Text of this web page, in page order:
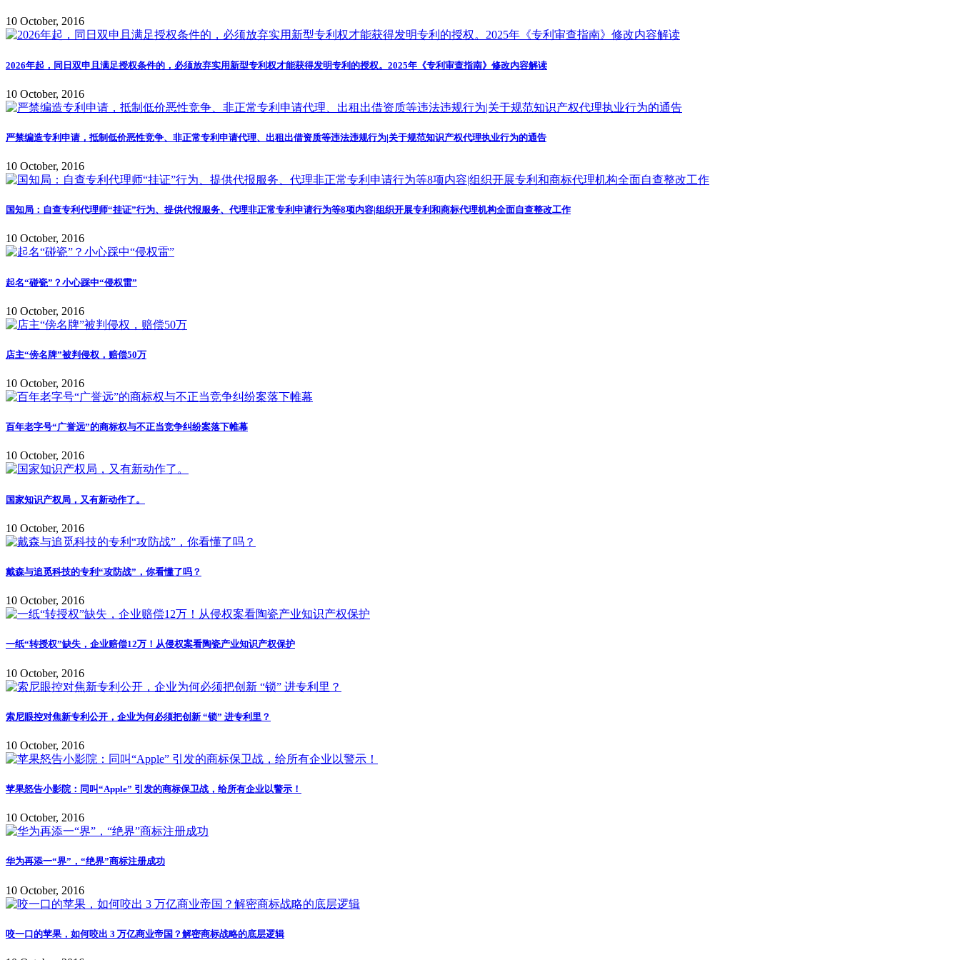
10 October, 2016
2026年起，同日双申且满足授权条件的，必须放弃实用新型专利权才能获得发明专利的授权。2025年《专利审查指南》修改内容解读
10 October, 2016
严禁编造专利申请，抵制低价恶性竞争、非正常专利申请代理、出租出借资质等违法违规行为|关于规范知识产权代理执业行为的通告
10 October, 2016
国知局：自查专利代理师“挂证”行为、提供代报服务、代理非正常专利申请行为等8项内容|组织开展专利和商标代理机构全面自查整改工作
10 October, 2016
起名“碰瓷”？小心踩中“侵权雷”
10 October, 2016
店主“傍名牌”被判侵权，赔偿50万
10 October, 2016
百年老字号“广誉远”的商标权与不正当竞争纠纷案落下帷幕
10 October, 2016
国家知识产权局，又有新动作了。
10 October, 2016
戴森与追觅科技的专利“攻防战”，你看懂了吗？
10 October, 2016
一纸“转授权”缺失，企业赔偿12万！从侵权案看陶瓷产业知识产权保护
10 October, 2016
索尼眼控对焦新专利公开，企业为何必须把创新 “锁” 进专利里？
10 October, 2016
苹果怒告小影院：同叫“Apple” 引发的商标保卫战，给所有企业以警示！
10 October, 2016
华为再添一“界”，“绝界”商标注册成功
10 October, 2016
咬一口的苹果，如何咬出 3 万亿商业帝国？解密商标战略的底层逻辑